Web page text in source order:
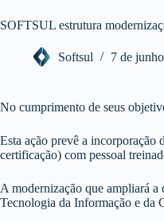
SOFTSUL estrutura
Softsul 7 de
No cumprimento de seus
Esta ação prevê a incorporação
certificação) com pessoal
A modernização que ampliará a
Tecnologia da Informação e da